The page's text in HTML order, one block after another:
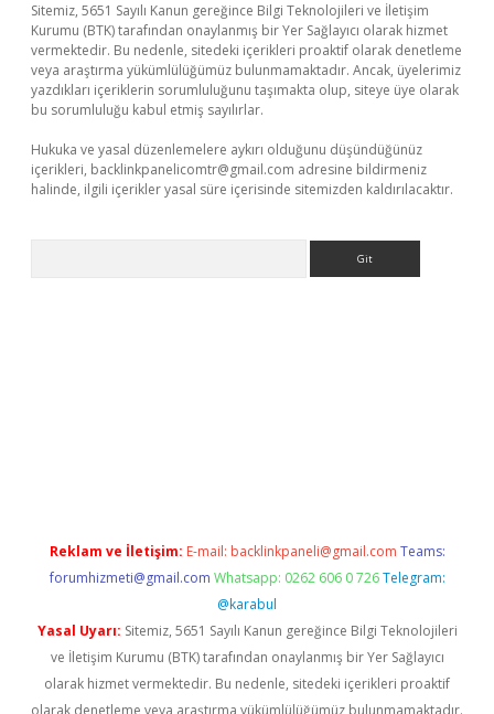
Sitemiz, 5651 Sayılı Kanun gereğince Bilgi Teknolojileri ve İletişim
Kurumu (BTK) tarafından onaylanmış bir Yer Sağlayıcı olarak hizmet
vermektedir. Bu nedenle, sitedeki içerikleri proaktif olarak denetleme
veya araştırma yükümlülüğümüz bulunmamaktadır. Ancak, üyelerimiz
yazdıkları içeriklerin sorumluluğunu taşımakta olup, siteye üye olarak
bu sorumluluğu kabul etmiş sayılırlar.
Hukuka ve yasal düzenlemelere aykırı olduğunu düşündüğünüz
içerikleri, backlinkpanelicomtr@gmail.com adresine bildirmeniz
halinde, ilgili içerikler yasal süre içerisinde sitemizden kaldırılacaktır.
Reklam ve İletişim: E-mail: backlinkpaneli@gmail.com Teams:
forumhizmeti@gmail.com Whatsapp: 0262 606 0 726 Telegram:
@karabul
Yasal Uyarı: Sitemiz, 5651 Sayılı Kanun gereğince Bilgi Teknolojileri
ve İletişim Kurumu (BTK) tarafından onaylanmış bir Yer Sağlayıcı
olarak hizmet vermektedir. Bu nedenle, sitedeki içerikleri proaktif
olarak denetleme veya araştırma yükümlülüğümüz bulunmamaktadır.